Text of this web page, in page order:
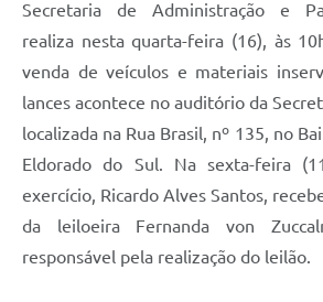
Secretaria de Administração e
realiza nesta quarta-feira (16), às
venda de veículos e materiais
lances acontece no auditório da
localizada na Rua Brasil, nº 135, no
Eldorado do Sul. Na sexta-feira
exercício, Ricardo Alves Santos,
da leiloeira Fernanda von
responsável pela realização do leilão.